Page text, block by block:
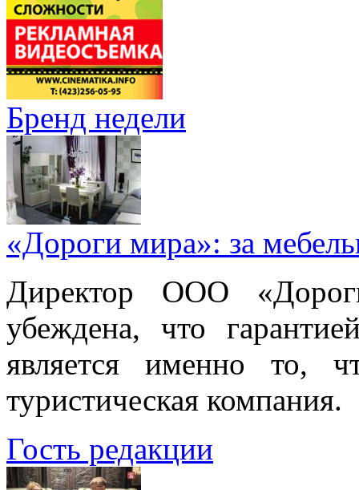
Бренд недели
«Дороги мира»: за
Директор ООО
убеждена, что
является именно то,
туристическая компания.
Гость редакции